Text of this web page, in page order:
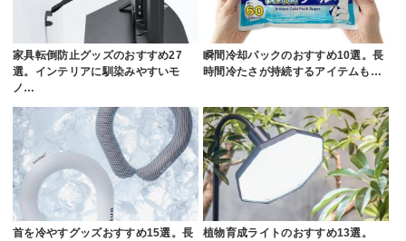
家具転倒防止グッズのおすすめ27
選。インテリアに馴染みやすいモ
ノ…
瞬間冷却パックのおすすめ10選。長
時間冷たさが持続するアイテムも…
首を冷やすグッズおすすめ15選。長
植物育成ライトのおすすめ13選。